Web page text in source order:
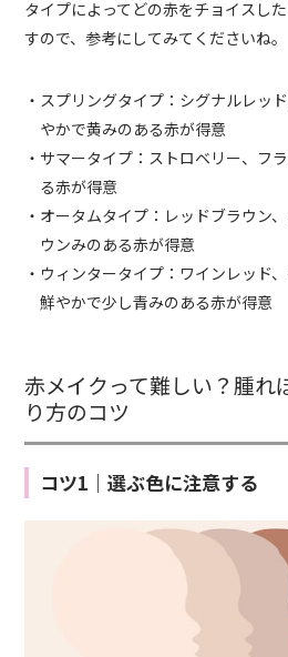
タイプによってどの赤をチョイスし
すので、参考にしてみてくださいね。
・スプリングタイプ：シグナルレッ
やかで黄みのある赤が得意
・サマータイプ：ストロベリー、フ
る赤が得意
・オータムタイプ：レッドブラウン
ウンみのある赤が得意
・ウィンタータイプ：ワインレッド
鮮やかで少し青みのある赤が得意
赤メイクって難しい？腫れ
り方のコツ
コツ1｜選ぶ色に注意する